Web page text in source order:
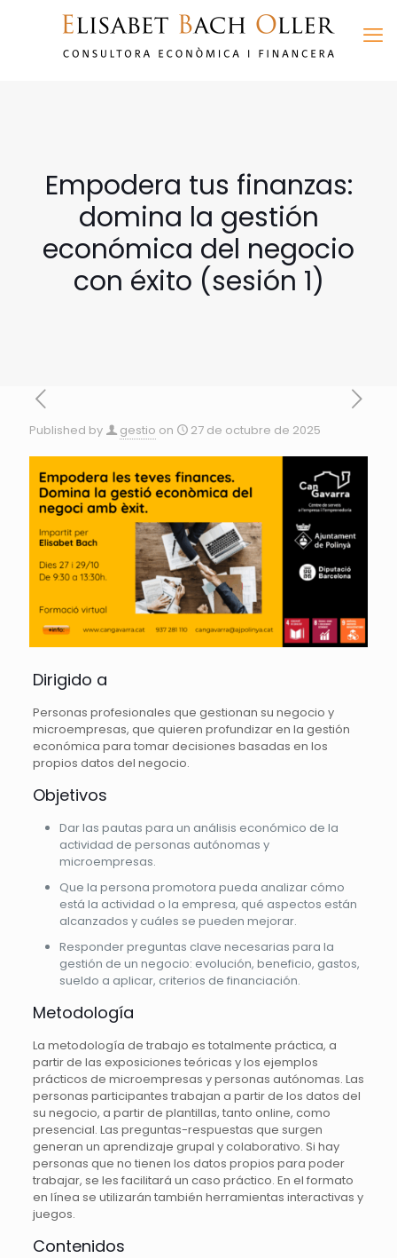
Empodera tus finanzas:
domina la gestión
económica del negocio
con éxito (sesión 1)
Published by gestio on 27 de octubre de 2025
Dirigido a
Personas profesionales que gestionan su negocio y
microempresas, que quieren profundizar en la gestión
económica para tomar decisiones basadas en los
propios datos del negocio.
Objetivos
Dar las pautas para un análisis económico de la
actividad de personas autónomas y
microempresas.
Que la persona promotora pueda analizar cómo
está la actividad o la empresa, qué aspectos están
alcanzados y cuáles se pueden mejorar.
Responder preguntas clave necesarias para la
gestión de un negocio: evolución, beneficio, gastos,
sueldo a aplicar, criterios de financiación.
Metodología
La metodología de trabajo es totalmente práctica, a
partir de las exposiciones teóricas y los ejemplos
prácticos de microempresas y personas autónomas. Las
personas participantes trabajan a partir de los datos del
su negocio, a partir de plantillas, tanto online, como
presencial. Las preguntas-respuestas que surgen
generan un aprendizaje grupal y colaborativo. Si hay
personas que no tienen los datos propios para poder
trabajar, se les facilitará un caso práctico. En el formato
en línea se utilizarán también herramientas interactivas y
juegos.
Contenidos